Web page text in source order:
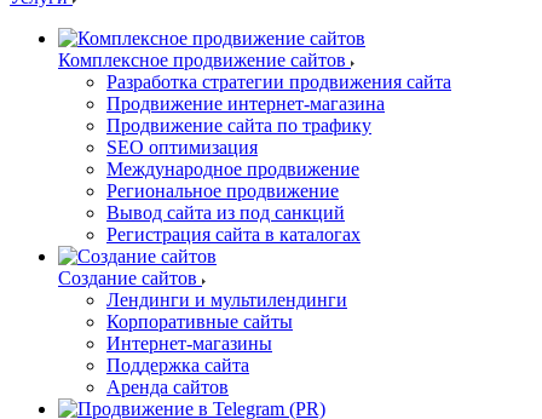
Комплексное продвижение сайтов
Разработка стратегии продвижения сайта
Продвижение интернет-магазина
Продвижение сайта по трафику
SEO оптимизация
Международное продвижение
Региональное продвижение
Вывод сайта из под санкций
Регистрация сайта в каталогах
Создание сайтов
Лендинги и мультилендинги
Корпоративные сайты
Интернет-магазины
Поддержка сайта
Аренда сайтов